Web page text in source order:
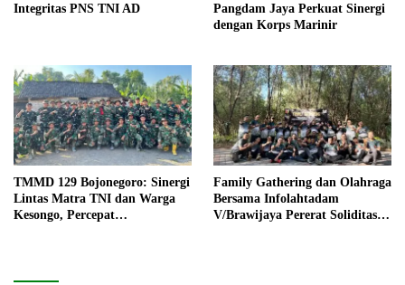
Integritas PNS TNI AD
Pangdam Jaya Perkuat Sinergi
dengan Korps Marinir
TMMD 129 Bojonegoro: Sinergi
Lintas Matra TNI dan Warga
Kesongo, Percepat
Family Gathering dan Olahraga
Bersama Infolahtadam
V/Brawijaya Pererat Soliditas